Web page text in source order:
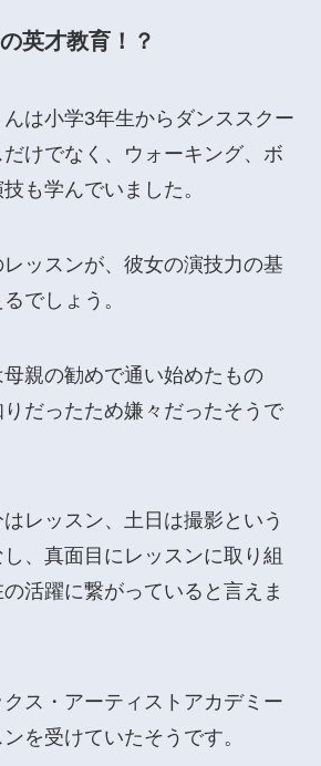
英才教育！？
は小学3年生からダンススクー
けでなく、ウォーキング、ボ
も学んでいました。
ッスンが、彼女の演技力の基
でしょう。
親の勧めで通い始めたもの
だったため嫌々だったそうで
レッスン、土日は撮影という
、真面目にレッスンに取り組
活躍に繋がっていると言えま
ス・アーティストアカデミー
を受けていたそうです。